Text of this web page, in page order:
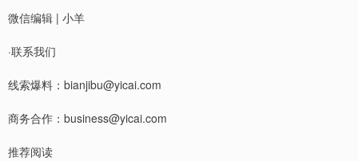
微信编辑 | 小羊
·联系我们
线索爆料：bianjibu@yicai.com
商务合作：business@yicai.com
推荐阅读